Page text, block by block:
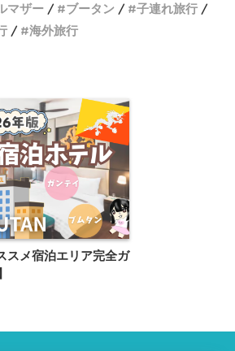
マザー ブータン
子連れ旅行
海外旅行
スメ宿泊エリア完全ガ